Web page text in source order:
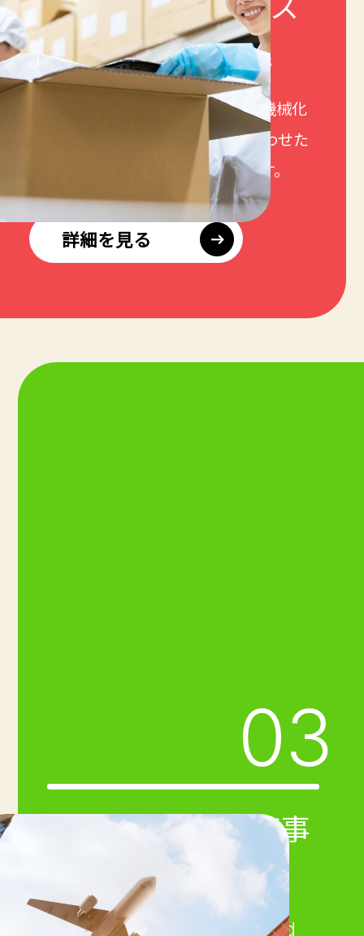
Food EC Logistics Services
冷凍・冷蔵商品のギフト対応から機械化
によるコスト削減など ニーズに合わせた
物流代行サービスを提供しています。
詳細を見る
03
海外輸出入・販売事
Overseas import/export and